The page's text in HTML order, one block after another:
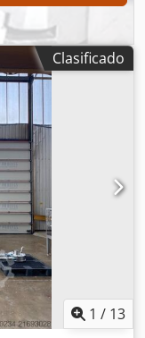
Clasificado
1 / 13